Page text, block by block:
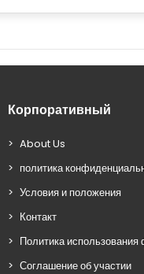
Корпоративный
About Us
политика
Условия и положения
Контакт
Политика
Соглашение об участии